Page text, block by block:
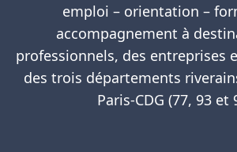
emploi – orientation –
accompagnement à
professionnels, des entreprises
des trois départements
Paris-CDG (77, 93 et